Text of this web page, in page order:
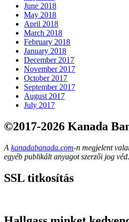
June 2018
May 2018
April 2018
March 2018
February 2018
January 2018
December 2017
November 2017
October 2017
September 2017
August 2017
July 2017
©2017-2026 Kanada
A kanadabanada.com-n megjelent
egyéb publikált anyagot szerzői jog véd.
SSL titkosítás